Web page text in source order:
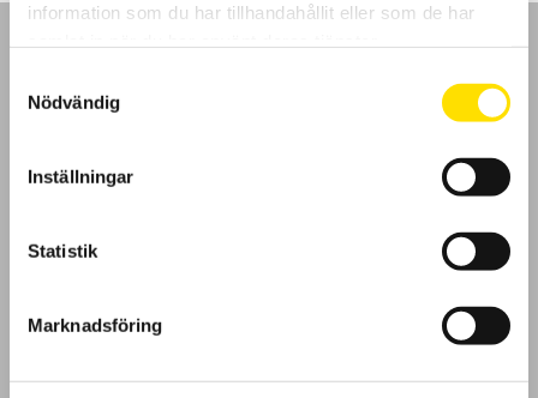
information som du har tillhandahållit eller som de har
Nödvändig
Inställningar
Statistik
Marknadsföring
Kundundersökning